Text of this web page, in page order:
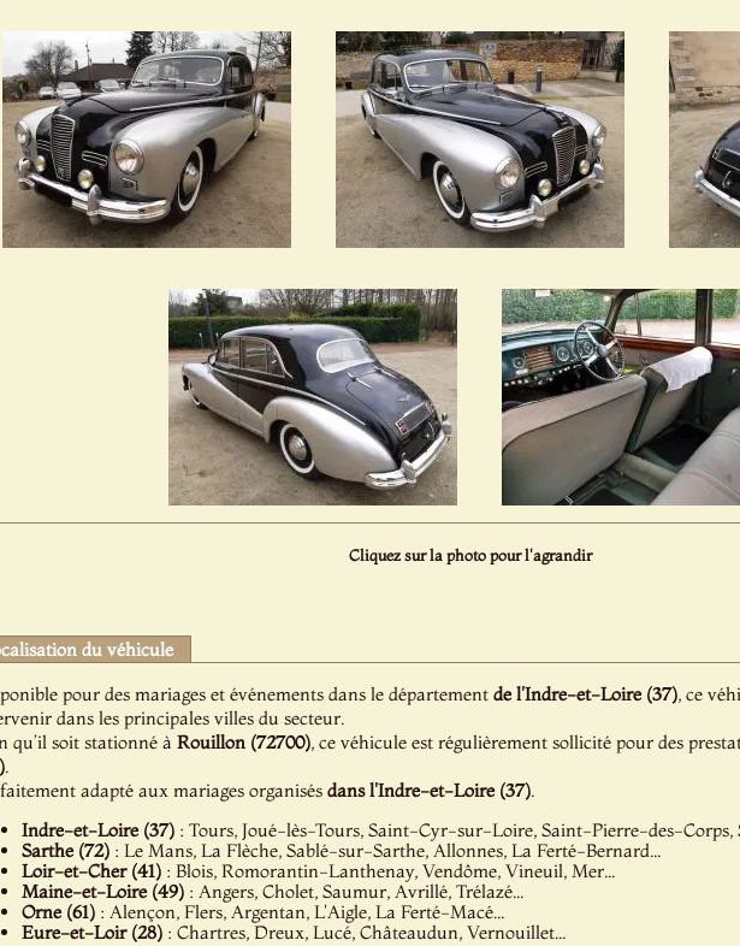
Cliquez sur la photo pour l'agrandir
du véhicule
pour des mariages et événements dans le département de l'Indre-et-Loire (37), ce
dans les principales villes du secteur.
qu’il soit stationné à Rouillon (72700), ce véhicule est régulièrement sollicité pour des
.
adapté aux mariages organisés dans l'Indre-et-Loire (37).
Indre-et-Loire (37): Tours, Joué-lès-Tours, Saint-Cyr-sur-Loire, Saint-Pierre-des-Corps,
Sarthe (72): Le Mans, La Flèche, Sablé-sur-Sarthe, Allonnes, La Ferté-Bernard...
Loir-et-Cher (41): Blois, Romorantin-Lanthenay, Vendôme, Vineuil, Mer...
Maine-et-Loire (49): Angers, Cholet, Saumur, Avrillé, Trélazé...
Orne (61): Alençon, Flers, Argentan, L'Aigle, La Ferté-Macé...
Eure-et-Loir (28): Chartres, Dreux, Lucé, Châteaudun, Vernouillet...